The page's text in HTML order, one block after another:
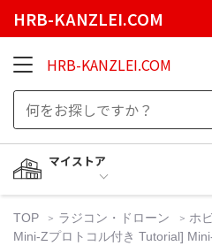
HRB-KANZLEI.COM
HRB-KANZLEI.COM
マイストア
TOP ラジコン・ドローン ホ
Mini-Zプロトコル付き Tutorial]